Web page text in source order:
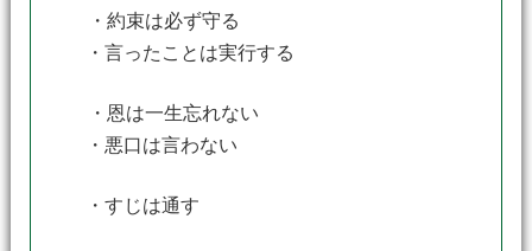
・約束は必ず守る
・言ったことは実行する
・恩は一生忘れない
・悪口は言わない
・すじは通す